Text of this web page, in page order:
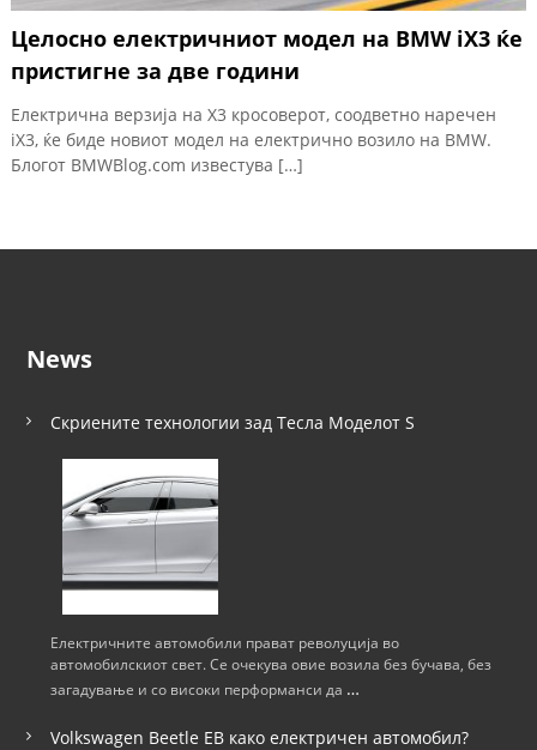
Целосно електричниот модел на BMW iX3 ќе
пристигне за две години
Електрична верзија на X3 кросоверот, соодветно наречен
iX3, ќе биде новиот модел на електрично возило на BMW.
Блогот BMWBlog.com известува […]
News
Скриените технологии зад Тесла Моделот S
Електричните автомобили прават револуција во
автомобилскиот свет. Се очекува овие возила без бучава, без
загадување и со високи перформанси да …
Volkswagen Beetle ЕВ како електричен автомобил?